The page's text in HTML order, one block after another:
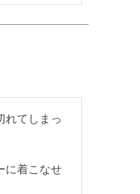
れてしまっ
に着こなせ